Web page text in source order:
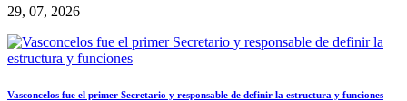
29, 07, 2026
Vasconcelos fue el primer Secretario y responsable de definir la estructura y funciones